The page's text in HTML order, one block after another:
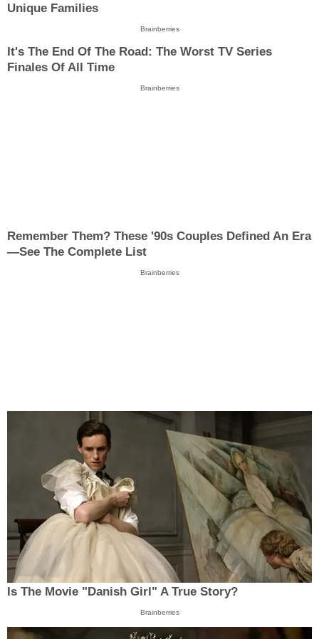
Unique Families
Brainberries
It's The End Of The Road: The Worst TV Series
Finales Of All Time
Brainberries
Remember Them? These '90s Couples Defined An Era
—See The Complete List
Brainberries
Is The Movie "Danish Girl" A True Story?
Brainberries